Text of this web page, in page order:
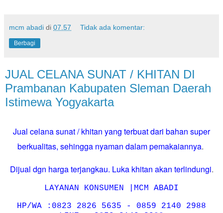
mcm abadi di 07.57 Tidak ada komentar:
Berbagi
JUAL CELANA SUNAT / KHITAN DI
Prambanan Kabupaten Sleman Daerah
Istimewa Yogyakarta
Jual celana sunat / khitan yang terbuat dari bahan super
berkualitas, sehingga nyaman dalam pemakaiannya.
Dijual dgn harga terjangkau. Luka khitan akan terlindungi.
LAYANAN KONSUMEN |MCM ABADI
HP/WA :0823 2826 5635 - 0859 2140 2988